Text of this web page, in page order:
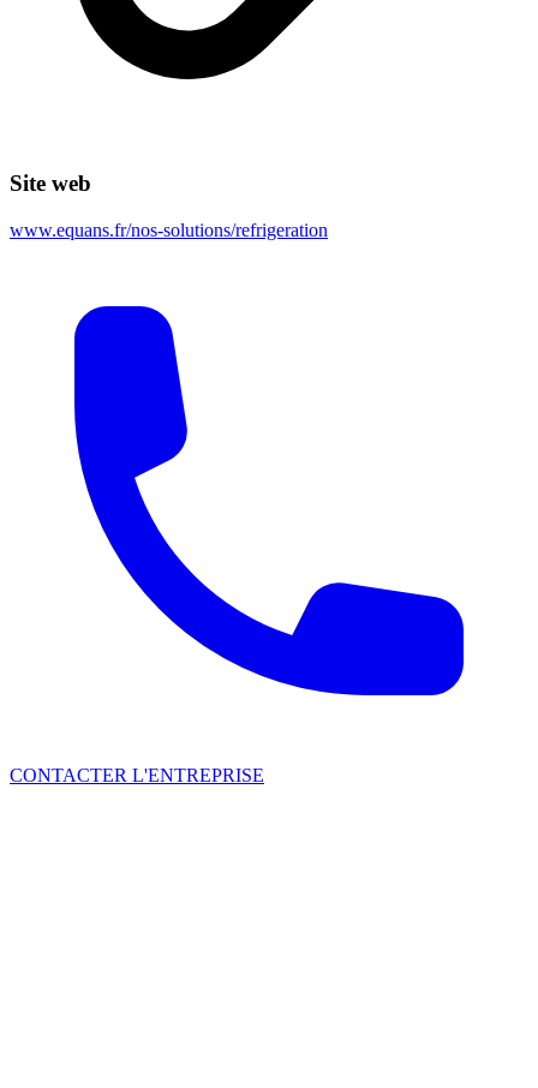
Site web
www.equans.fr/nos-solutions/refrigeration
CONTACTER L'ENTREPRISE